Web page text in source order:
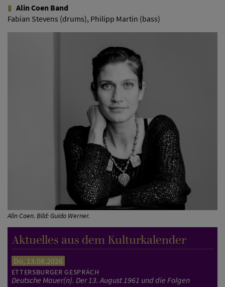
Alin Coen Band
Fabian Stevens (drums), Philipp Martin (bass)
Alin Coen. Bild: Guido Werner.
Aktuelles aus dem Kulturkalender
Do, 13.08.2026
ETTERSBURGER GESPRÄCH
Deutsche Mauer(n). Der 13. August 1961 und die Folgen